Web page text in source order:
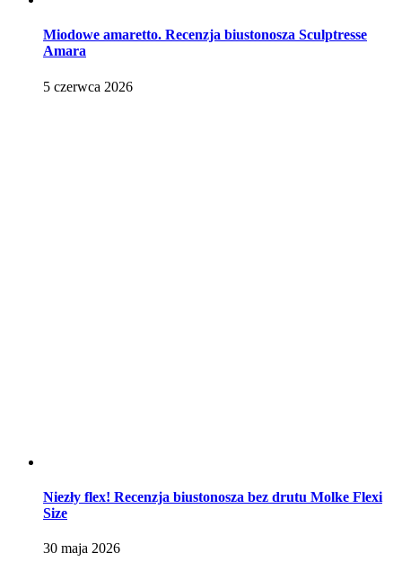
Miodowe amaretto. Recenzja biustonosza Sculptresse
Amara
5 czerwca 2026
Niezły flex! Recenzja biustonosza bez drutu Molke Flexi
Size
30 maja 2026